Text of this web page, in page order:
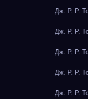
Дж. Р. Р.
Дж. Р. Р.
Дж. Р. Р.
Дж. Р. Р.
Дж. Р. Р.